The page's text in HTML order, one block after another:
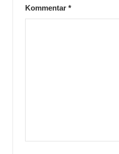
Kommentar *